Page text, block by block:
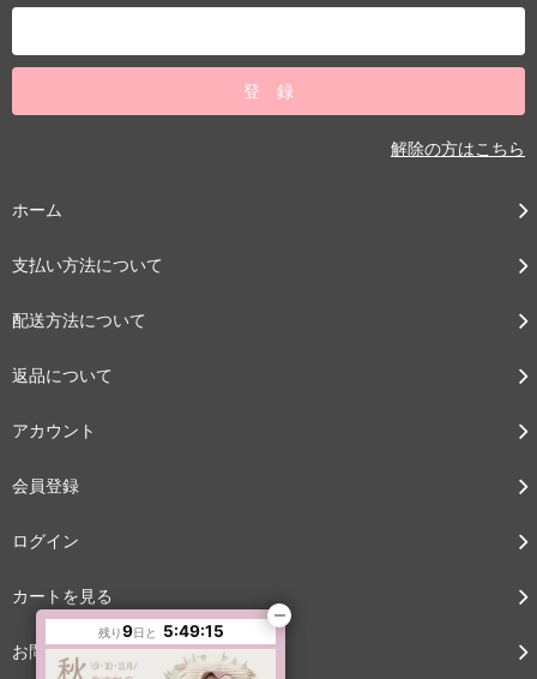
解除の方はこちら
ホーム
支払い方法について
配送方法について
返品について
アカウント
会員登録
ログイン
カートを見る
お問い合わせ
残り9日と 5:49:14